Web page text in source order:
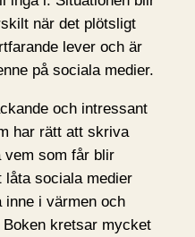
när det plötsligt
lever och är
på sociala medier.
och intressant
har rätt att skriva
vem som får blir
låta sociala medier
i värmen och
kretsar mycket